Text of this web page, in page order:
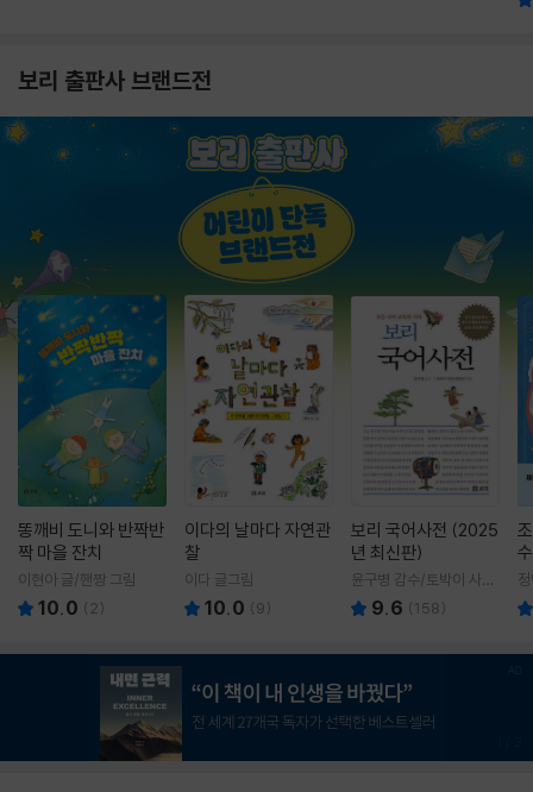
보리 출판사 브랜드전
똥깨비 도니와 반짝반
짝 마을 잔치
이현아 글/핸짱 그림
10.0 ( 2)
이다의 날마다 자연관
찰
이다 글그림
10.0 (9)
보리 국어사전 (2025
년 최신판)
윤구병 감수/토박이 사전
편찬실 편
9.6 (158)